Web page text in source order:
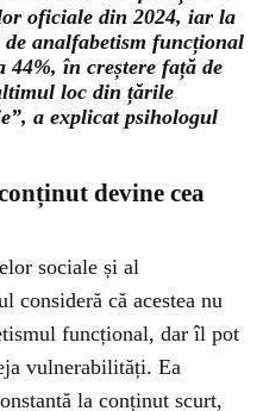
oficiale din 2024, iar la
analfabetism funcțional
în creștere față de
loc din țările
a explicat psihologul
devine cea
sociale și al
consideră că acestea nu
funcțional, dar îl pot
vulnerabilități. Ea
la conținut scurt,